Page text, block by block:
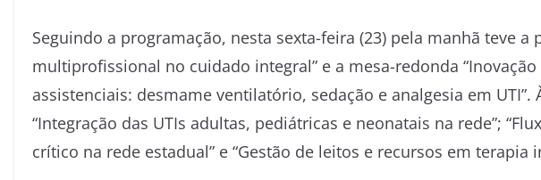
Seguindo a programação, nesta sexta-feira (23) pela manhã teve a
multiprofissional no cuidado integral” e a mesa-redonda
assistenciais: desmame ventilatório, sedação e analgesia em
“Integração das UTIs adultas, pediátricas e neonatais na rede”;
crítico na rede estadual” e “Gestão de leitos e recursos em terapia